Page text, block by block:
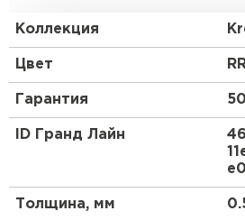
классическим профилем
средиземноморский стиль
Kredo схожесть с
Ваш дом будет
долгие годы.
Профиль Kredo создан
Горизонтальный шов при
Коллекция
Цвет
Гарантия
ID Гранд Лайн
Толщина, мм